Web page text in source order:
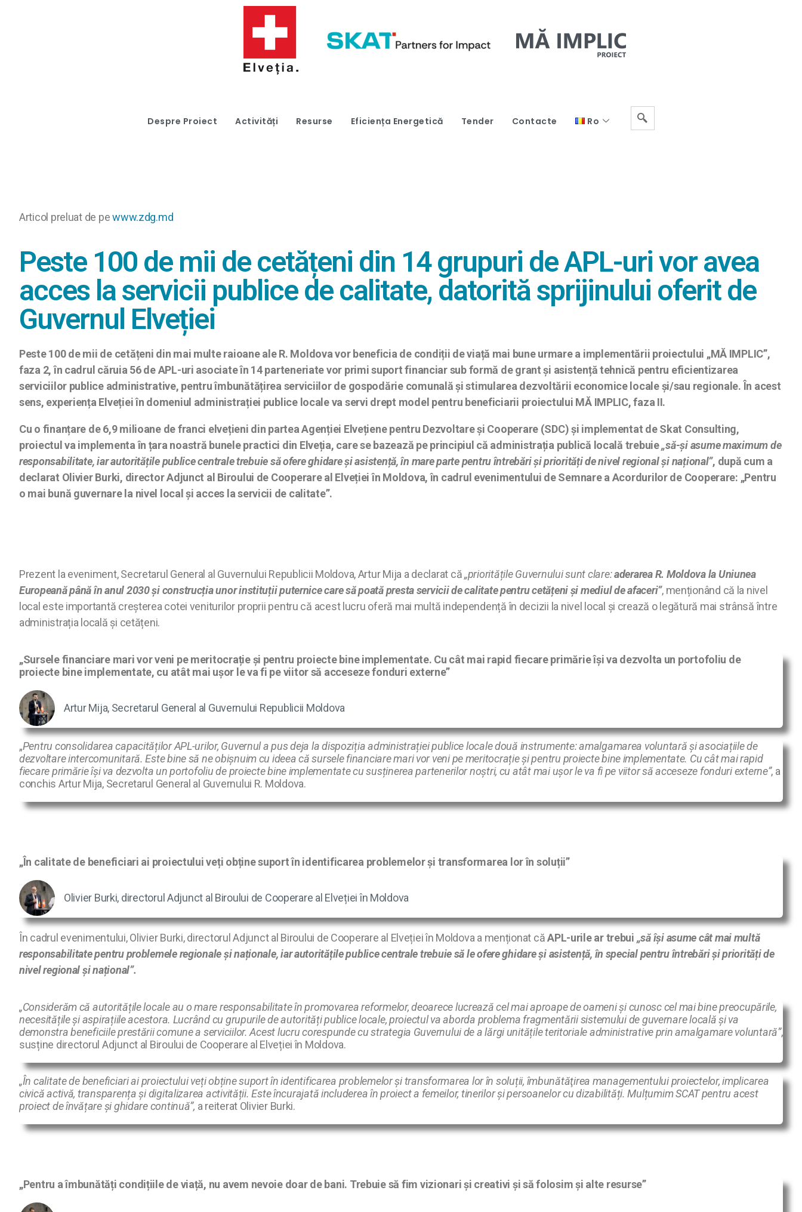
Despre Proiect Activități Resurse Eficiența Energetică Tender Contacte Ro
Articol preluat de pewww.zdg.md
Peste 100 de mii de cetățeni din 14 grupuri de APL-uri vor avea
acces la servicii publice de calitate, datorită sprijinului oferit de
Guvernul Elveției
Peste 100 de mii de cetățeni din mai multe raioane ale R. Moldova vor beneficia de condiții de viață mai bune urmare a implementării proiectului „MĂ IMPLIC”,
faza 2, în cadrul căruia 56 de APL-uri asociate în 14 parteneriate vor primi suport financiar sub formă de grant și asistență tehnică pentru eficientizarea
serviciilor publice administrative, pentru îmbunătățirea serviciilor de gospodărie comunală și stimularea dezvoltării economice locale și/sau regionale. În acest
sens, experiența Elveției în domeniul administrației publice locale va servi drept model pentru beneficiarii proiectului MĂ IMPLIC, faza II.
Cu o finanțare de 6,9 milioane de franci elvețieni din partea Agenției Elvețiene pentru Dezvoltare și Cooperare (SDC) și implementat de Skat Consulting,
proiectul va implementa în țara noastră bunele practici din Elveția, care se bazează pe principiul că administrația publică locală trebuie„să-și asume maximum de
responsabilitate, iar autoritățile publice centrale trebuie să ofere ghidare și asistență, în mare parte pentru întrebări și priorități de nivel regional și național”, după cum a
declarat Olivier Burki, director Adjunct al Biroului de Cooperare al Elveției în Moldova, în cadrul evenimentului de Semnare a Acordurilor de Cooperare: „Pentru
o mai bună guvernare la nivel local și acces la servicii de calitate”.
Prezent la eveniment, Secretarul General al Guvernului Republicii Moldova, Artur Mija a declarat că„prioritățile Guvernului sunt clare:aderarea R. Moldova la Uniunea
Europeană până în anul 2030 și construcția unor instituții puternice care să poată presta servicii de calitate pentru cetățeni și mediul de afaceri”, menționând că la nivel
local este importantă creșterea cotei veniturilor proprii pentru că acest lucru oferă mai multă independență în decizii la nivel local și crează o legătură mai strânsă între
administrația locală și cetățeni.
„Sursele financiare mari vor veni pe meritocrație și pentru proiecte bine implementate. Cu cât mai rapid fiecare primărie își va dezvolta un portofoliu de
proiecte bine implementate, cu atât mai ușor le va fi pe viitor să acceseze fonduri externe”
Artur Mija, Secretarul General al Guvernului Republicii Moldova
„Pentru consolidarea capacităților APL-urilor, Guvernul a pus deja la dispoziția administrației publice locale două instrumente: amalgamarea voluntară și asociațiile de
dezvoltare intercomunitară. Este bine să ne obișnuim cu ideea că sursele financiare mari vor veni pe meritocrație și pentru proiecte bine implementate. Cu cât mai rapid
fiecare primărie își va dezvolta un portofoliu de proiecte bine implementate cu susținerea partenerilor noștri, cu atât mai ușor le va fi pe viitor să acceseze fonduri externe”, a
conchis Artur Mija, Secretarul General al Guvernului R. Moldova.
„În calitate de beneficiari ai proiectului veți obține suport în identificarea problemelor și transformarea lor în soluții”
Olivier Burki, directorul Adjunct al Biroului de Cooperare al Elveției în Moldova
În cadrul evenimentului, Olivier Burki, directorul Adjunct al Biroului de Cooperare al Elveției în Moldova a menționat căAPL-urile ar trebui „să își asume cât mai multă
responsabilitate pentru problemele regionale și naționale, iar autoritățile publice centrale trebuie să le ofere ghidare și asistență, în special pentru întrebări și priorități de
nivel regional și național”.
„Considerăm că autoritățile locale au o mare responsabilitate în promovarea reformelor, deoarece lucrează cel mai aproape de oameni și cunosc cel mai bine preocupările,
necesitățile și aspirațiile acestora. Lucrând cu grupurile de autorități publice locale, proiectul va aborda problema fragmentării sistemului de guvernare locală și va
demonstra beneficiile prestării comune a serviciilor. Acest lucru corespunde cu strategia Guvernului de a lărgi unitățile teritoriale administrative prin amalgamare voluntară”,
susține directorul Adjunct al Biroului de Cooperare al Elveției în Moldova.
„În calitate de beneficiari ai proiectului veți obține suport în identificarea problemelor și transformarea lor în soluții, îmbunătăţirea managementului proiectelor, implicarea
civică activă, transparența și digitalizarea activității. Este încurajată includerea în proiect a femeilor, tinerilor și persoanelor cu dizabilități. Mulțumim SCAT pentru acest
proiect de învățare și ghidare continuă”, a reiterat Olivier Burki.
„Pentru a îmbunătăți condițiile de viață, nu avem nevoie doar de bani. Trebuie să fim vizionari și creativi și să folosim și alte resurse”